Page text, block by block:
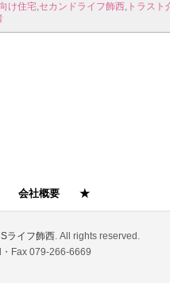
け住宅,セカンドライフ飾西, トラスト
会社概要 ★
ライフ飾西. All rights reserved.
Fax 079-266-6669